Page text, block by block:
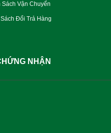
Sách Vận Chuyển
Đổi Trả Hàng
NHẬN